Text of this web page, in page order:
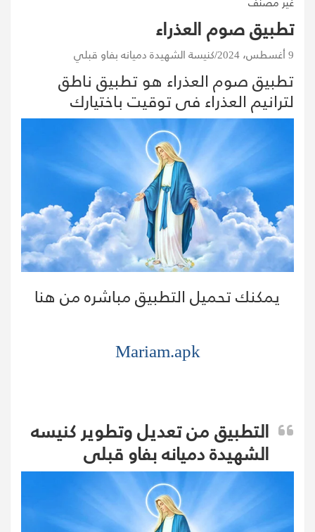
تطبيق صوم العذراء
9 أغسطس، 2024 كنيسة الشهيدة دميانه بفاو قبلي
تطبيق صوم العذراء هو تطبيق ناطق
لترانيم العذراء فى توقيت باختيارك
يمكنك تحميل التطبيق مباشره من هنا
Mariam.apk
التطبيق من تعديل وتطوير كنيسه
الشهيدة دميانه بفاو قبلى